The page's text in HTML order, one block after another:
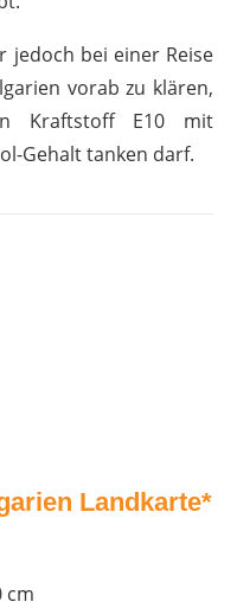
jedoch bei einer Reise
vorab zu klären,
Kraftstoff E10 mit
Gehalt tanken darf.
Landkarte*
cm